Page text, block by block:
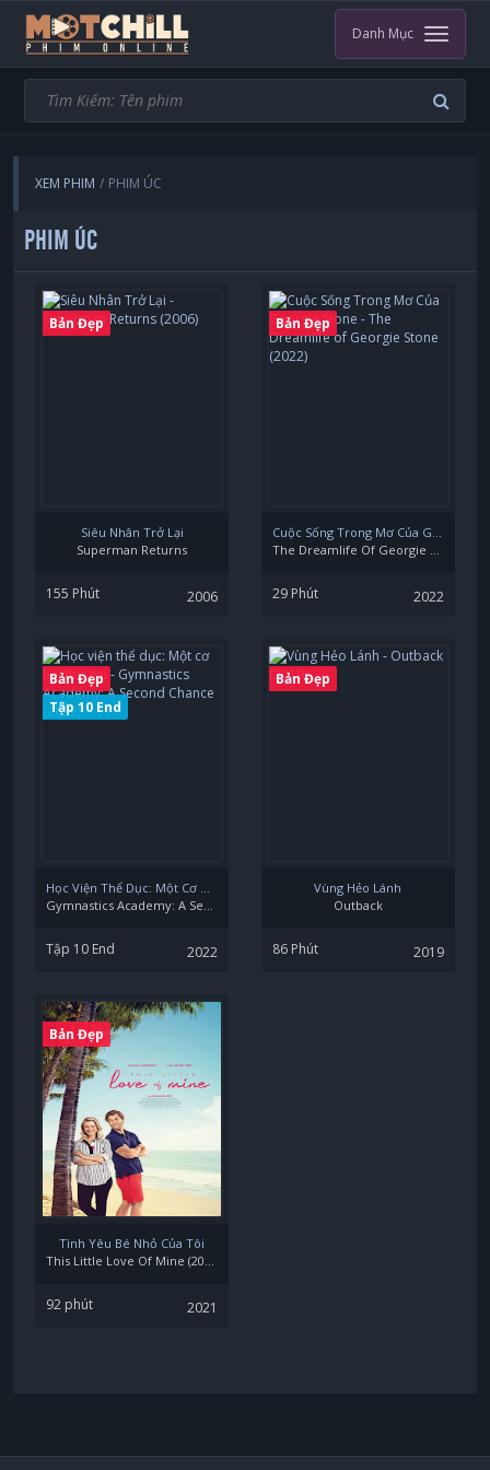
Danh Mục
XEM PHIM PHIM ÚC
PHIM ÚC
Bản Đẹp
Siêu Nhân Trở Lại
Superman Returns
155 Phút 2006
Bản Đẹp
Cuộc Sống Trong Mơ Của Georgie Stone
The Dreamlife Of Georgie Stone
29 Phút 2022
Bản Đẹp
Tập 10 End
Học Viện Thể Dục: Một Cơ Hội Thứ Hai
Gymnastics Academy: A Second Chance
Tập 10 End 2022
Bản Đẹp
Vùng Hẻo Lánh
Outback
86 Phút 2019
Bản Đẹp
Tình Yêu Bé Nhỏ Của Tôi
This Little Love Of Mine (2021)
92 phút 2021